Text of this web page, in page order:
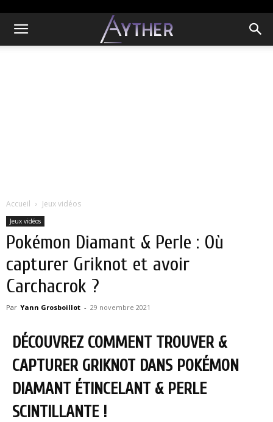
Accueil Jeux vidéos
Jeux vidéos
Pokémon Diamant & Perle : Où
capturer Griknot et avoir
Carchacrok ?
Par Yann Grosboillot - 29 novembre 2021
DÉCOUVREZ COMMENT TROUVER &
CAPTURER GRIKNOT DANS POKÉMON
DIAMANT ÉTINCELANT & PERLE
SCINTILLANTE !